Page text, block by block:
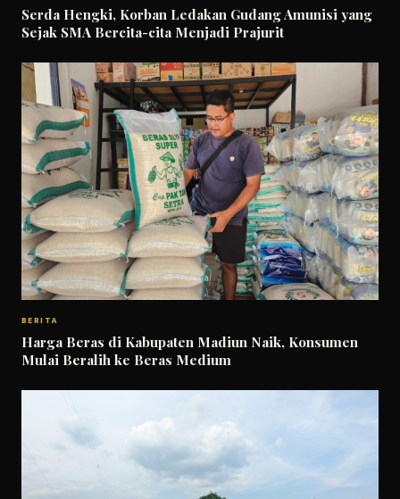
Serda Hengki, Korban Ledakan Gudang Amunisi yang
Sejak SMA Bercita-cita Menjadi Prajurit
BERITA
Harga Beras di Kabupaten Madiun Naik, Konsumen
Mulai Beralih ke Beras Medium